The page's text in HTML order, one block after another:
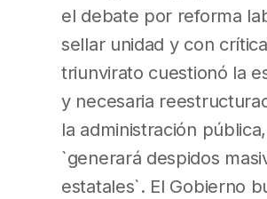
el debate por reforma
sellar unidad y con
triunvirato cuestionó la
y necesaria
la administración
`generará despidos
estatales`. El Gobierno